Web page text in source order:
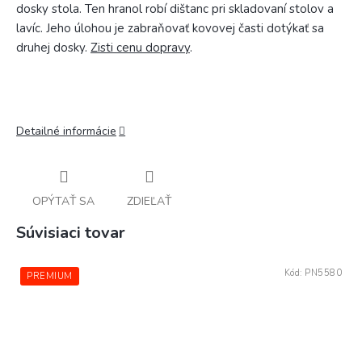
dosky stola. Ten hranol robí dištanc pri skladovaní stolov a
lavíc. Jeho úlohou je zabraňovať kovovej časti dotýkať sa
druhej dosky. Zisti cenu dopravy.
Detailné informácie
OPÝTAŤ SA ZDIEĽAŤ
Súvisiaci tovar
PREMIUM Kód: PN5580